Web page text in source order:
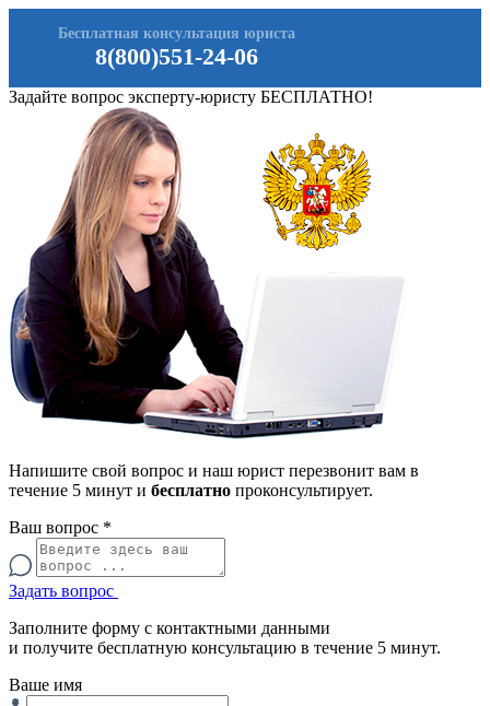
8(800)551-24-06
Бесплатная консультация юриста
Задайте вопрос эксперту-юристу БЕСПЛАТНО!
Напишите свой вопрос и наш юрист перезвонит вам в
течение 5 минут и бесплатно проконсультирует.
Ваш вопрос *
Задать вопрос
Заполните форму с контактными данными
и получите бесплатную консультацию в течение 5 минут.
Ваше имя